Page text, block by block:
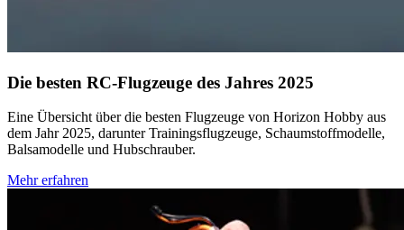
Die besten RC-Flugzeuge des Jahres 2025
Eine Übersicht über die besten Flugzeuge von Horizon Hobby aus
dem Jahr 2025, darunter Trainingsflugzeuge, Schaumstoffmodelle,
Balsamodelle und Hubschrauber.
Mehr erfahren